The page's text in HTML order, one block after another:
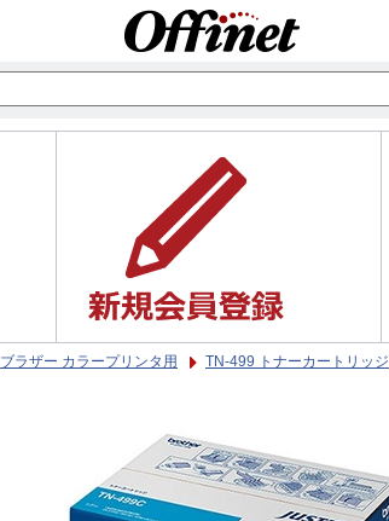
ブラザー カラープリンタ用 TN-499 トナーカートリッジ